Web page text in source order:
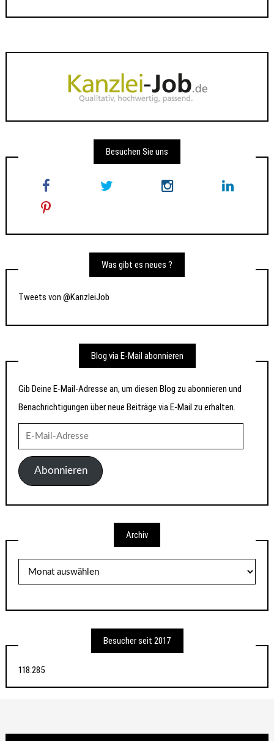
Besuchen Sie uns
Was gibt es neues ?
Tweets von @KanzleiJob
Blog via E-Mail abonnieren
Gib Deine E-Mail-Adresse an, um diesen Blog zu abonnieren und
Benachrichtigungen über neue Beiträge via E-Mail zu erhalten.
Mail-
AdresseAbonnieren
Archiv
Besucher seit 2017
118.285